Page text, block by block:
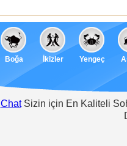
Boğa İkizler Yengeç
ChatSizin için En Kaliteli